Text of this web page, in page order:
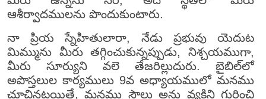
ఆశీర్వాదములను పొందుకుంటారు.
నా ప్రియ స్నేహితులారా, నేడు ప్రభువు యెదుట
మిమ్మును మీరు తగ్గించుకున్నప్పుడు, నిశ్చయముగా,
మీరు సూర్యుని వలె తేజరిల్లుదురు. బైబిల్‌లో
అపొస్తలుల కార్యములు 9వ అధ్యాయములో మనము
చూచినట్లయితే, మనము సౌలు అను వ్యక్తిని గురించి